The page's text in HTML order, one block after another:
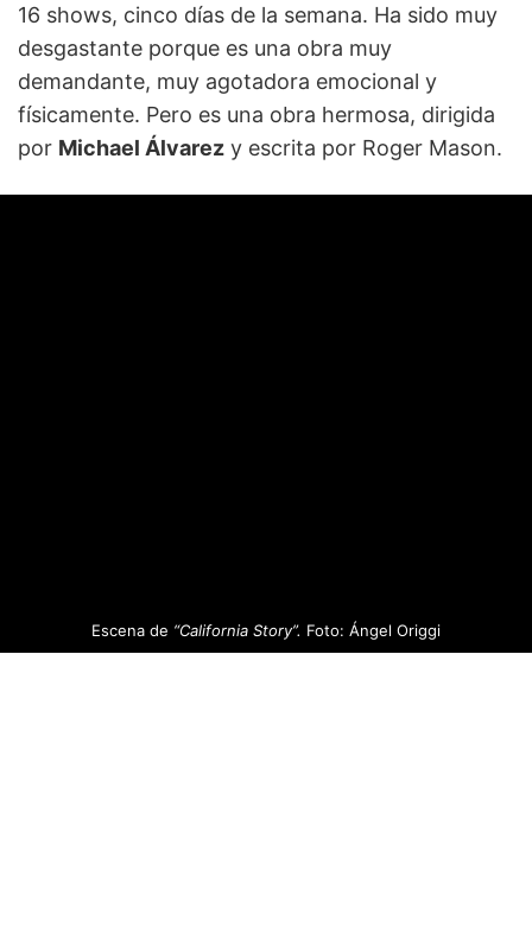
16 shows, cinco días de la semana. Ha sido muy
desgastante porque es una obra muy
demandante, muy agotadora emocional y
físicamente. Pero es una obra hermosa, dirigida
por Michael Álvarez y escrita por Roger Mason.
Escena de “California Story”. Foto: Ángel Origgi